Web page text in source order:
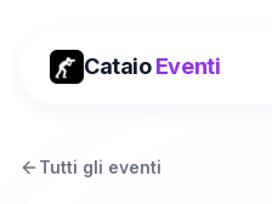
CataioEventi
Tutti gli eventi